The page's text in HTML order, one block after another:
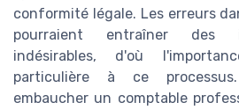
conformité légale. Les erreurs
pourraient entraîner des
indésirables, d'où
particulière à ce
embaucher un comptable